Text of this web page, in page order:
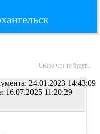
Скоро что то будет...
24.01.2023 14:43:09
16.07.2025 11:20:29